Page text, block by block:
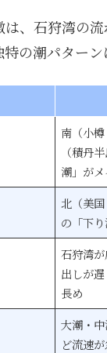
は、石狩湾の
の潮パターン
南（小
（積丹
潮」が
北（美
の「下
石狩湾
出しが
長め
大潮・
ど流速